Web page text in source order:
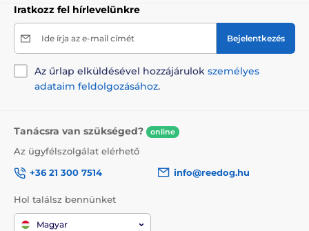
Iratkozz fel hírlevelünkre
Ide írja az e-mail címét Bejelentkezés
Az űrlap elküldésével hozzájárulok személyes
adataim feldolgozásához.
Tanácsra van szükséged? online
Az ügyfélszolgálat elérhető
+36 21 300 7514
info@reedog.hu
Hol találsz bennünket
Magyar